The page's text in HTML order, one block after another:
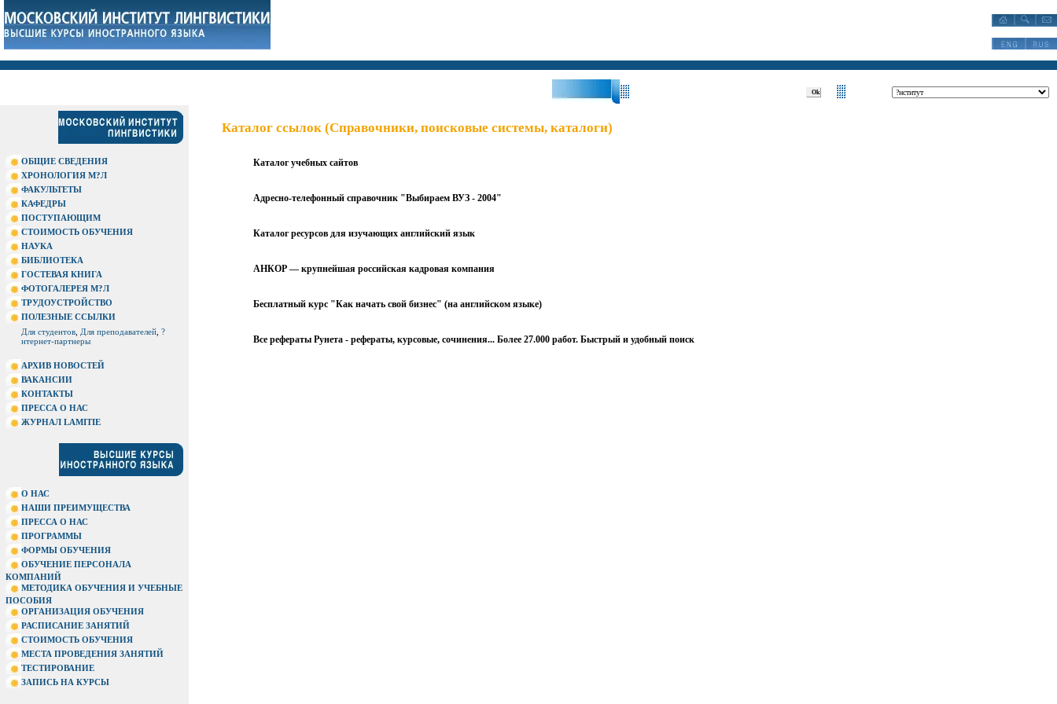
ОБЩИЕ СВЕДЕНИЯ
ХРОНОЛОГИЯ М?Л
ФАКУЛЬТЕТЫ
КАФЕДРЫ
ПОСТУПАЮЩИМ
СТОИМОСТЬ ОБУЧЕНИЯ
НАУКА
БИБЛИОТЕКА
ГОСТЕВАЯ КНИГА
ФОТОГАЛЕРЕЯ М?Л
ТРУДОУСТРОЙСТВО
ПОЛЕЗНЫЕ ССЫЛКИ
Для студентов Для преподавателей ?
нтернет-партнеры
АРХИВ НОВОСТЕЙ
ВАКАНСИИ
КОНТАКТЫ
ПРЕССА О НАС
ЖУРНАЛ LAMITIE
О НАС
НАШИ ПРЕИМУЩЕСТВА
ПРЕССА О НАС
ПРОГРАММЫ
ФОРМЫ ОБУЧЕНИЯ
ОБУЧЕНИЕ ПЕРСОНАЛА
КОМПАНИЙ
МЕТОДИКА ОБУЧЕНИЯ И УЧЕБНЫЕ
ПОСОБИЯ
ОРГАНИЗАЦИЯ ОБУЧЕНИЯ
РАСПИСАНИЕ ЗАНЯТИЙ
СТОИМОСТЬ ОБУЧЕНИЯ
МЕСТА ПРОВЕДЕНИЯ ЗАНЯТИЙ
ТЕСТИРОВАНИЕ
ЗАПИСЬ НА КУРСЫ
Каталог ссылок (Справочники, поисковые системы, каталоги)
Каталог учебных сайтов
Адресно-телефонный справочник "Выбираем ВУЗ - 2004"
Каталог ресурсов для изучающих английский язык
АНКОР — крупнейшая российская кадровая компания
Бесплатный курс "Как начать свой бизнес" (на английском языке)
Все рефераты Рунета - рефераты, курсовые, сочинения... Более 27.000 работ. Быстрый и удобный поиск